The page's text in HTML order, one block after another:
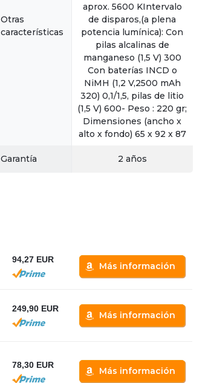
Otras
características
aprox. 5600 KIntervalo
de disparos,(a plena
potencia lumínica): Con
pilas alcalinas de
manganeso (1,5 V) 300
Con baterías INCD o
NiMH (1,2 V,2500 mAh
320) 0,1/1,5, pilas de litio
(1,5 V) 600- Peso : 220 gr;
Dimensiones (ancho x
alto x fondo) 65 x 92 x 87
Garantía 2 años
94,27 EUR
Más información
249,90 EUR
Más información
78,30 EUR
Más información